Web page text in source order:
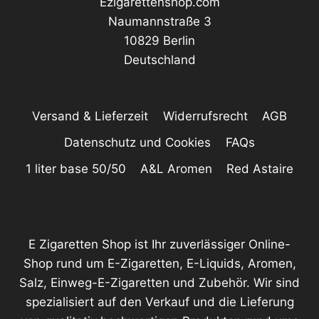
Naumannstraße 3
10829 Berlin
Deutschland
Versand & Lieferzeit Widerrufsrecht
AGB
Datenschutz und Cookies
FAQs
1 liter base 50/50
A&L Aromen Red Astaire
E Zigaretten Shop ist Ihr zuverlässiger Online-
Shop rund um E-Zigaretten, E-Liquids, Aromen,
Salz, Einweg-E-Zigaretten und Zubehör. Wir sind
spezialisiert auf den Verkauf und die Lieferung